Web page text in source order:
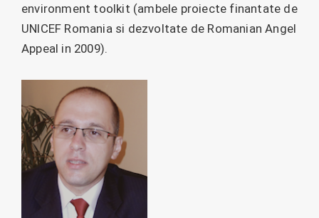
environment toolkit (ambele proiecte finantate de
UNICEF Romania si dezvoltate de Romanian Angel
Appeal in 2009).